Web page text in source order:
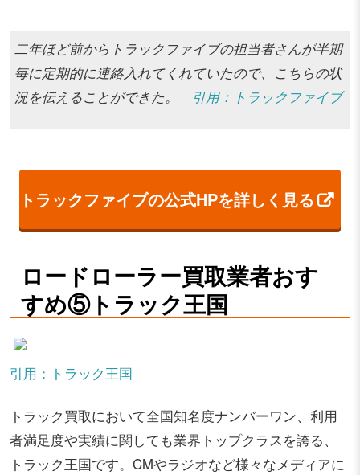
二年ほど前からトラックファイブの担当者さんが半期
毎に定期的に連絡入れてくれていたので、こちらの状
況を伝えることができた。
引用：トラックファイブ
トラックファイブの公式HPを詳しく見る
ロードローラー買取業者おす
すめ⑤トラック王国
引用：トラック王国
トラック買取において全国知名度ナンバーワン、利用
者満足度や実績に関しても業界トップクラスを誇る、
トラック王国です。CMやラジオなど様々なメディアに